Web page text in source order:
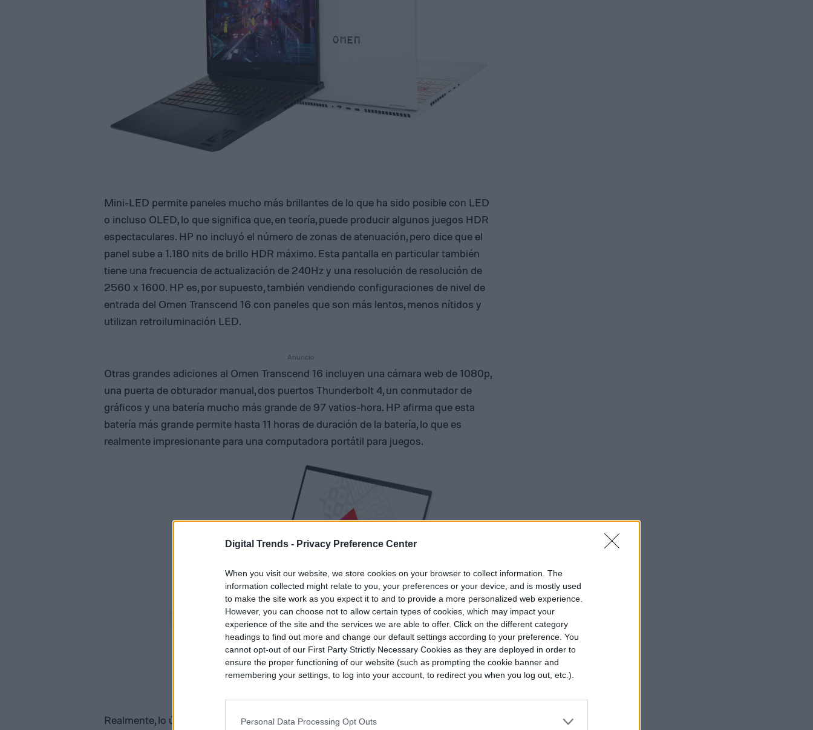
Digital Trends - Privacy Preference Center
When you visit our website, we store cookies on your browser to collect information. The
information collected might relate to you, your preferences or your device, and is mostly used
to make the site work as you expect it to and to provide a more personalized web experience.
However, you can choose not to allow certain types of cookies, which may impact your
experience of the site and the services we are able to offer. Click on the different category
headings to find out more and change our default settings according to your preference. You
cannot opt-out of our First Party Strictly Necessary Cookies as they are deployed in order to
ensure the proper functioning of our website (such as prompting the cookie banner and
remembering your settings, to log into your account, to redirect you when you log out, etc.).
Personal Data Processing Opt Outs
Mini-LED permite paneles mucho más brillantes de lo que ha sido posible con LED
o incluso OLED, lo que significa que, en teoría, puede producir algunos juegos HDR
espectaculares. HP no incluyó el número de zonas de atenuación, pero dice que el
panel sube a 1.180 nits de brillo HDR máximo. Esta pantalla en particular también
tiene una frecuencia de actualización de 240Hz y una resolución de resolución de
2560 x 1600. HP es, por supuesto, también vendiendo configuraciones de nivel de
entrada del Omen Transcend 16 con paneles que son más lentos, menos nítidos y
utilizan retroiluminación LED.
Otras grandes adiciones al Omen Transcend 16 incluyen una cámara web de 1080p,
una puerta de obturador manual, dos puertos Thunderbolt 4, un conmutador de
gráficos y una batería mucho más grande de 97 vatios-hora. HP afirma que esta
batería más grande permite hasta 11 horas de duración de la batería, lo que es
realmente impresionante para una computadora portátil para juegos.
Realmente, lo único que falta aquí son opciones para las tarjetas gráficas más altas.